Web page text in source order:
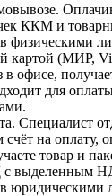
ККМ и
физическими
картой (МИР,
в офисе,
для оплаты
Специалист
счёт на оплату,
товар и
выделенным
юридическими